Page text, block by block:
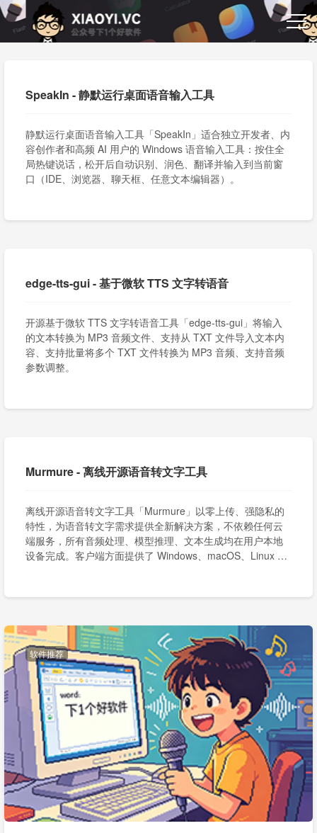
SpeakIn - 静默运行桌面语音输入工具
静默运行桌面语音输入工具「SpeakIn」适合独立开发者、内
容创作者和高频 AI 用户的 Windows 语音输入工具：按住全
局热键说话，松开后自动识别、润色、翻译并输入到当前窗
口（IDE、浏览器、聊天框、任意文本编辑器）。
edge-tts-gui - 基于微软 TTS 文字转语音
开源基于微软 TTS 文字转语音工具「edge-tts-gui」将输入
的文本转换为 MP3 音频文件、支持从 TXT 文件导入文本内
容、支持批量将多个 TXT 文件转换为 MP3 音频、支持音频
参数调整。
Murmure - 离线开源语音转文字工具
离线开源语音转文字工具「Murmure」以零上传、强隐私的
特性，为语音转文字需求提供全新解决方案，不依赖任何云
端服务，所有音频处理、模型推理、文本生成均在用户本地
设备完成。客户端方面提供了 Windows、macOS、Linux 平
软件推荐